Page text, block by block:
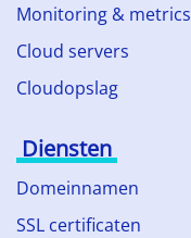
Monitoring & metrics
Cloud servers
Cloudopslag
Diensten
Domeinnamen
SSL certificaten